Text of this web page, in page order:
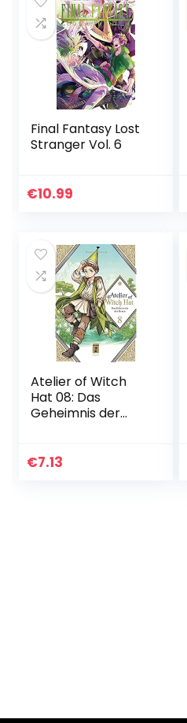
Final Fantasy Lost
Stranger Vol. 6
€10.99
Atelier of Witch
Hat 08: Das
Geheimnis der
€7.13